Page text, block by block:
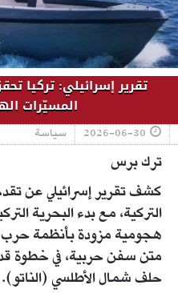
تقرير إسرائيلي: تركيا
المسيّرات
2026-06-30 سياسة
ترك برس
كشف تقرير إسرائيلي عن
التركية، مع بدء البحرية
هجومية مزودة بأنظمة حرب
متن سفن حربية، في خطوة
حلف شمال الأطلسي (الناتو).